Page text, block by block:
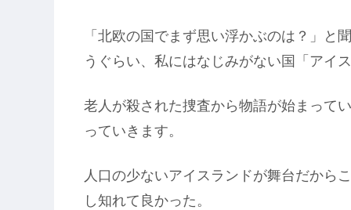
「北欧の国でまず思い浮かぶのは？」と
うぐらい、私にはなじみがない国「アイ
老人が殺された捜査から物語が始まって
っていきます。
人口の少ないアイスランドが舞台だから
し知れて良かった。